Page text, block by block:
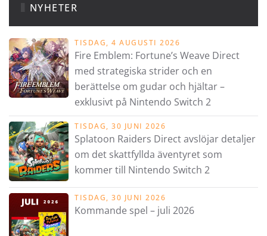
NYHETER
TISDAG, 4 AUGUSTI 2026
Fire Emblem: Fortune’s Weave Direct
med strategiska strider och en
berättelse om gudar och hjältar –
exklusivt på Nintendo Switch 2
TISDAG, 30 JUNI 2026
Splatoon Raiders Direct avslöjar detaljer
om det skattfyllda äventyret som
kommer till Nintendo Switch 2
TISDAG, 30 JUNI 2026
Kommande spel – juli 2026